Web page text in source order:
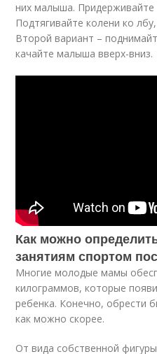
них малыша. Придерживайте
Подтягивайте колени ко
Второй вариант –
качайте малыша вверх-вниз.
Как можно
занятиям спортом
Многие молодые мамы
килограммов, которые
ребенка. Конечно, обрести
как можно скорее.
От вида собственной